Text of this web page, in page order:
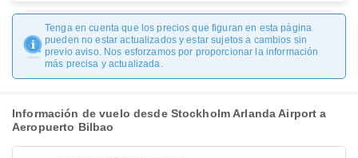
Tenga en cuenta que los precios que figuran en esta página
pueden no estar actualizados y estar sujetos a cambios sin
previo aviso. Nos esforzamos por proporcionar la información
más precisa y actualizada.
Información de vuelo desde Stockholm Arlanda Airport a
Aeropuerto Bilbao